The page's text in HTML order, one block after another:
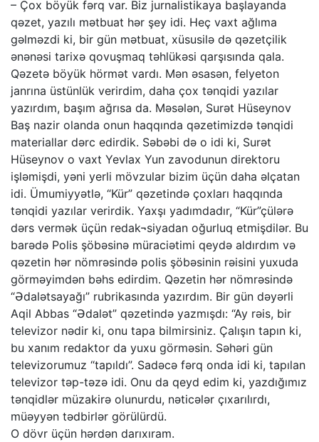
– Çox böyük fərq var. Biz jurnalistikaya başlayanda
qəzet, yazılı mətbuat hər şey idi. Heç vaxt ağlıma
gəlməzdi ki, bir gün mətbuat, xüsusilə də qəzetçilik
ənənəsi tarixə qovuşmaq təhlükəsi qarşısında qala.
Qəzetə böyük hörmət vardı. Mən əsasən, felyeton
janrına üstünlük verirdim, daha çox tənqidi yazılar
yazırdım, başım ağrısa da. Məsələn, Surət Hüseynov
Baş nazir olanda onun haqqında qəzetimizdə tənqidi
materiallar dərc edirdik. Səbəbi də o idi ki, Surət
Hüseynov o vaxt Yevlax Yun zavodunun direktoru
işləmişdi, yəni yerli mövzular bizim üçün daha əlçatan
idi. Ümumiyyətlə, “Kür” qəzetində çoxları haqqında
tənqidi yazılar verirdik. Yaxşı yadımdadır, “Kür”çülərə
dərs vermək üçün redak¬siyadan oğurluq etmişdilər. Bu
barədə Polis şöbəsinə müraciətimi qeydə aldırdım və
qəzetin hər nömrəsində polis şöbəsinin rəisini yuxuda
görməyimdən bəhs edirdim. Qəzetin hər nömrəsində
“Ədalətsayağı” rubrikasında yazırdım. Bir gün dəyərli
Aqil Abbas “Ədalət” qəzetində yazmışdı: “Ay rəis, bir
televizor nədir ki, onu tapa bilmirsiniz. Çalışın tapın ki,
bu xanım redaktor da yuxu görməsin. Səhəri gün
televizorumuz “tapıldı”. Sadəcə fərq onda idi ki, tapılan
televizor təp-təzə idi. Onu da qeyd edim ki, yazdığımız
tənqidlər müzakirə olunurdu, nəticələr çıxarılırdı,
müəyyən tədbirlər görülürdü.
O dövr üçün hərdən darıxıram.